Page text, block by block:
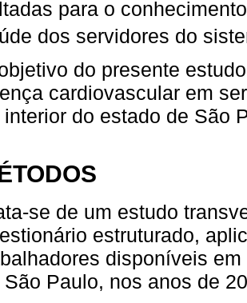
para o
dos servidores do
do presente
cardiovascular em
interior do estado de São
se de um estudo
estruturado,
disponíveis
São Paulo, nos anos de